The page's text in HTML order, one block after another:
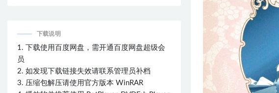
下载说明
1. 下载使用百度网盘，需开通百度网盘超级会
员
2. 如发现下载链接失效请联系管理员补档
3. 压缩包解压请使用官方版本 WinRAR